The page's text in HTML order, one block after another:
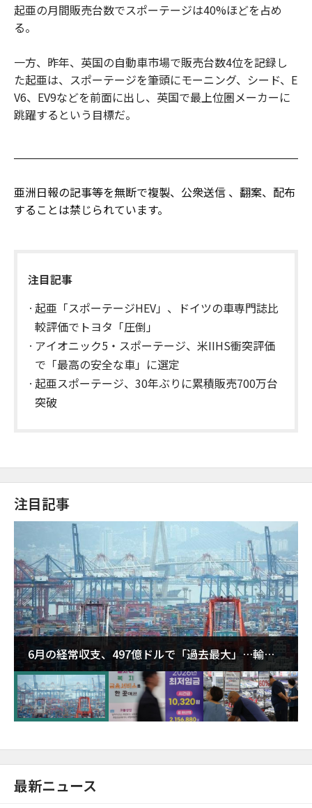
起亜の月間販売台数でスポーテージは40%ほどを占め
る。
一方、昨年、英国の自動車市場で販売台数4位を記録し
た起亜は、スポーテージを筆頭にモーニング、シード、E
V6、EV9などを前面に出し、英国で最上位圏メーカーに
跳躍するという目標だ。
亜洲日報の記事等を無断で複製、公衆送信 、翻案、配布
することは禁じられています。
注目記事
起亜「スポーテージHEV」、ドイツの車専門誌比
較評価でトヨタ「圧倒」
アイオニック5・スポーテージ、米IIHS衝突評価
で「最高の安全な車」に選定
起亜スポーテージ、30年ぶりに累積販売700万台
突破
注目記事
6月の経常収支、497億ドルで「過去最大」…輸出
が初の1000億ドル突破
最新ニュース